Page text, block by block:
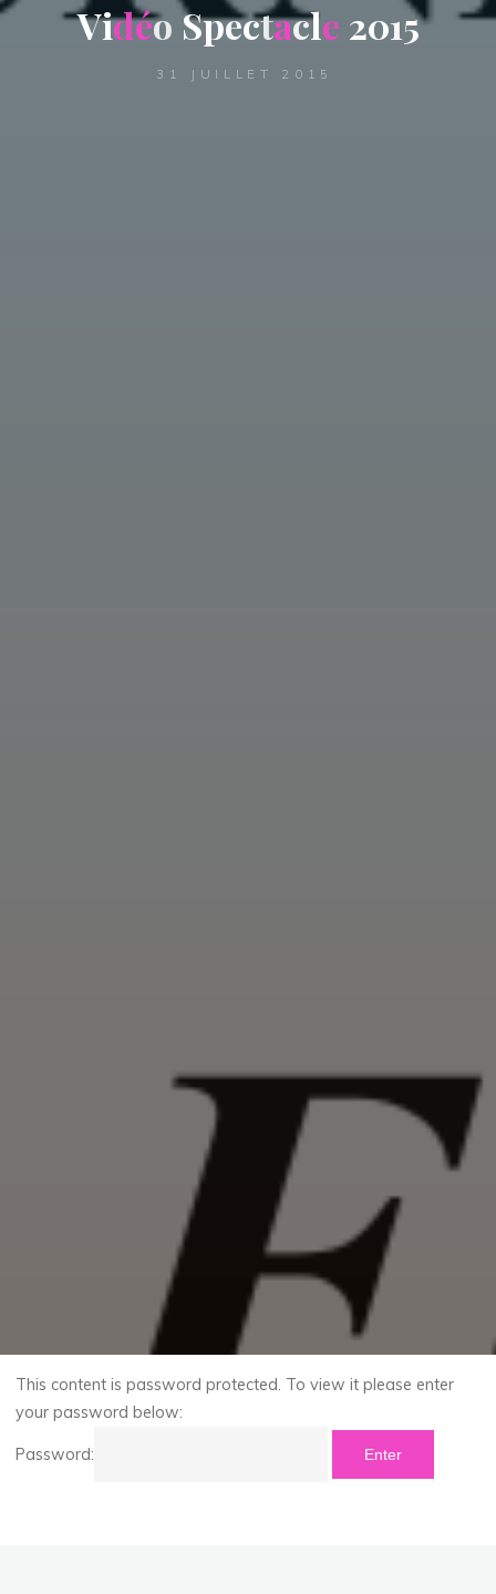
Vidéo Spectacle 2015
31 JUILLET 2015
This content is password protected. To view it please enter
your password below:
Password: